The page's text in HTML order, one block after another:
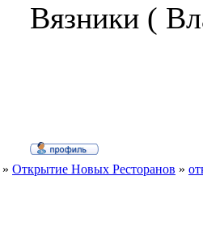
Вязники (
» Открытие Новых Ресторанов »